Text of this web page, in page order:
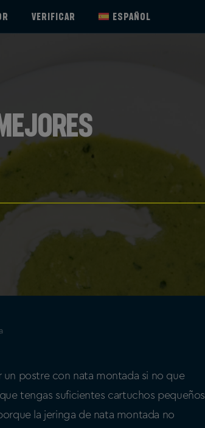
VERIFICAR ESPAÑOL
un postre con nata montada si no que
tengas suficientes cartuchos pequeños
porque la jeringa de nata montada no